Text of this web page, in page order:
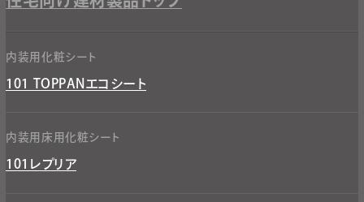
内装用化粧シート​
101 TOPPANエコシート​
内装用床用化粧シート​
101レプリア​